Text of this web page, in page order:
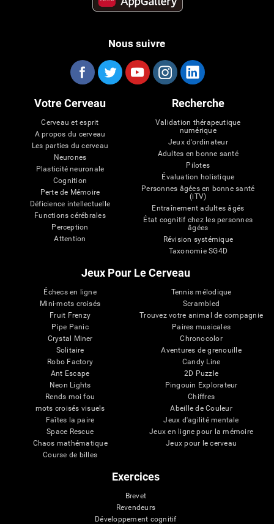
Nous suivre
Votre Cerveau
Cerveau et esprit
A propos du cerveau
Les parties du cerveau
Neurones
Plasticité neuronale
Cognition
Perte de Mémoire
Déficience intellectuelle
Functions cérébrales
Perception
Attention
Recherche
Validation thérapeutique
numérique
Jeux d'ordinateur
Adultes en bonne santé
Pilotes
Évaluation holistique
Personnes âgées en bonne santé
(iTV)
Entraînement adultes âgés
État cognitif chez les personnes
âgées
Révision systémique
Taxonomie SG4D
Jeux Pour Le Cerveau
Échecs en ligne
Mini-mots croisés
Fruit Frenzy
Pipe Panic
Crystal Miner
Solitaire
Robo Factory
Ant Escape
Neon Lights
Rends moi fou
mots croisés visuels
Faîtes la paire
Space Rescue
Chaos mathématique
Course de billes
Tennis mélodique
Scrambled
Trouvez votre animal de compagnie
Paires musicales
Chronocolor
Aventures de grenouille
Candy Line
2D Puzzle
Pingouin Explorateur
Chiffres
Abeille de Couleur
Jeux d'agilité mentale
Jeux en ligne pour la mémoire
Jeux pour le cerveau
Exercices
Brevet
Revendeurs
Développement cognitif